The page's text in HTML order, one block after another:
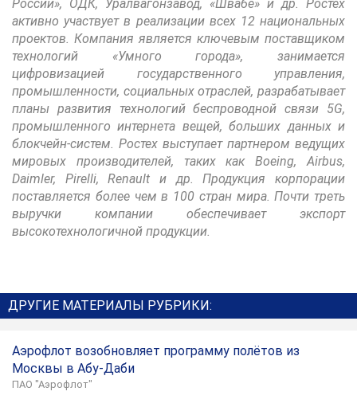
России», ОДК, Уралвагонзавод, «Швабе» и др. Ростех
активно участвует в реализации всех 12 национальных
проектов. Компания является ключевым поставщиком
технологий «Умного города», занимается
цифровизацией государственного управления,
промышленности, социальных отраслей, разрабатывает
планы развития технологий беспроводной связи 5G,
промышленного интернета вещей, больших данных и
блокчейн-систем. Ростех выступает партнером ведущих
мировых производителей, таких как Boeing, Airbus,
Daimler, Pirelli, Renault и др. Продукция корпорации
поставляется более чем в 100 стран мира. Почти треть
выручки компании обеспечивает экспорт
высокотехнологичной продукции.
ДРУГИЕ МАТЕРИАЛЫ РУБРИКИ:
Аэрофлот возобновляет программу полётов из
Москвы в Абу-Даби
ПАО "Аэрофлот"